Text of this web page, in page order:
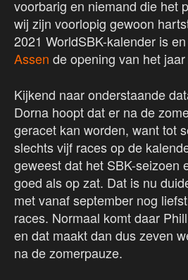
voorbarig en niemand die het
wij zijn voorlopig gewoon
2021 WorldSBK-kalender is
Assen de opening van het
Kijkend naar onderstaande
Dorna hoopt dat er na de
geracet kan worden, want tot
slechts vijf races op de
geweest dat het SBK-seizoen
goed als op zat. Dat is nu
met vanaf september nog
races. Normaal komt daar
en dat maakt dan dus zeven
na de zomerpauze.